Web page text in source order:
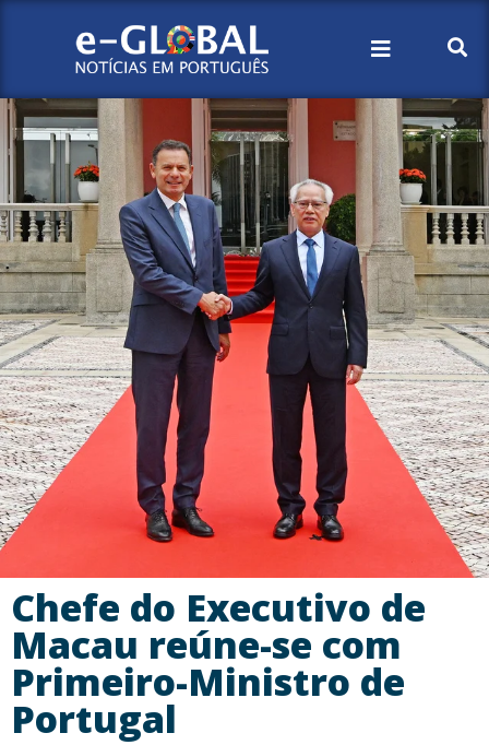
Chefe do Executivo de
Macau reúne-se com
Primeiro-Ministro de
Portugal